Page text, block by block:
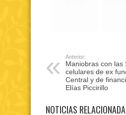
Anterior:
Maniobras con las
celulares de ex
Central y de
Elías Piccirillo
NOTICIAS